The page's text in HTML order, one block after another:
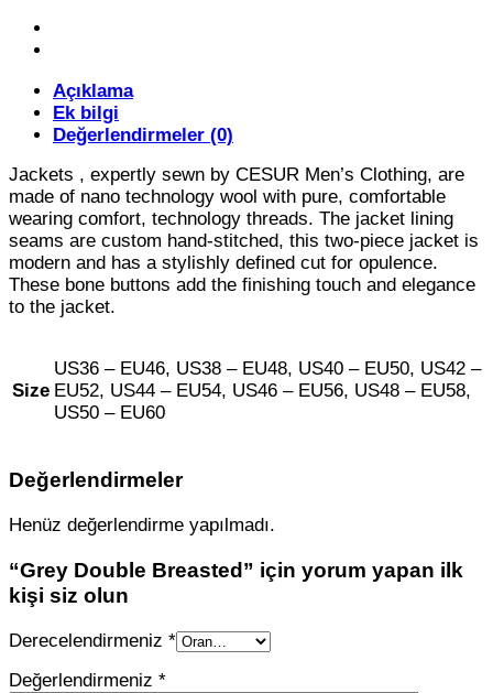
Açıklama
Ek bilgi
Değerlendirmeler (0)
Jackets , expertly sewn by CESUR Men’s Clothing, are
made of nano technology wool with pure, comfortable
wearing comfort, technology threads. The jacket lining
seams are custom hand-stitched, this two-piece jacket is
modern and has a stylishly defined cut for opulence.
These bone buttons add the finishing touch and elegance
to the jacket.
Size
US36 – EU46, US38 – EU48, US40 – EU50, US42 –
EU52, US44 – EU54, US46 – EU56, US48 – EU58,
US50 – EU60
Değerlendirmeler
Henüz değerlendirme yapılmadı.
“Grey Double Breasted” için yorum yapan ilk
kişi siz olun
Derecelendirmeniz *
Değerlendirmeniz *